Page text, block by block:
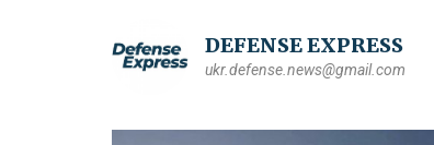
DEFENSE EXPRESS
ukr.defense.news@gmail.com